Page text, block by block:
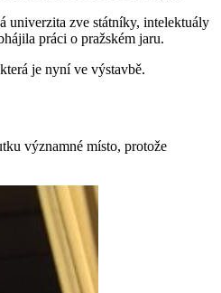
univerzita zve státníky, intelektuály
práci o pražském jaru.
je nyní ve výstavbě.
významné místo, protože